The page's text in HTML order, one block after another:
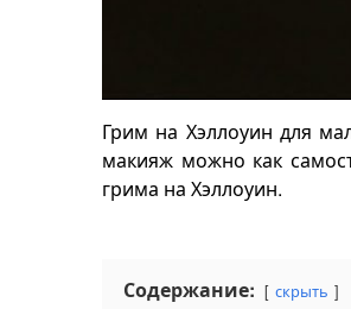
Грим на Хэллоуин для
макияж можно как
грима на Хэллоуин.
Содержание: скрыть